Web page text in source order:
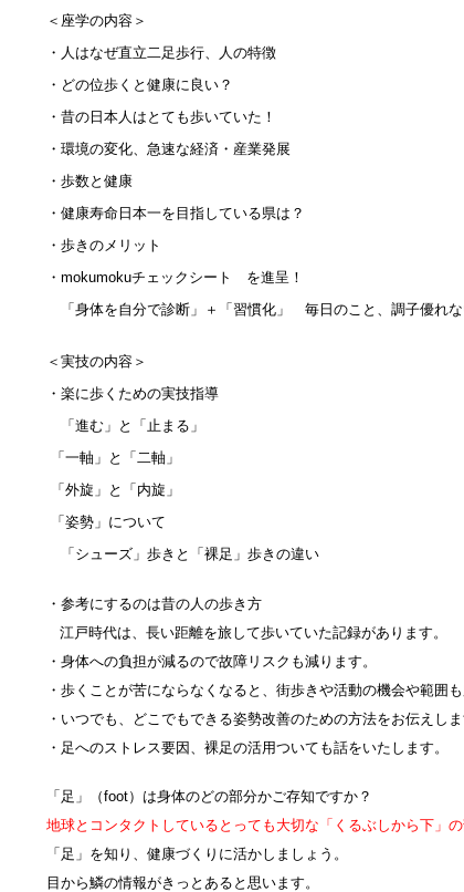
＜座学の内容＞
・人はなぜ直立二足歩行、人の特徴
・どの位歩くと健康に良い？
・昔の日本人はとても歩いていた！
・環境の変化、急速な経済・産業発展
・歩数と健康
・健康寿命日本一を目指している県は？
・歩きのメリット
・mokumokuチェックシート を進呈！
「身体を自分で診断」＋「習慣化」 毎日のこと、調子優れ
＜実技の内容＞
・楽に歩くための実技指導
「進む」と「止まる」
「一軸」と「二軸」
「外旋」と「内旋」
「姿勢」について
「シューズ」歩きと「裸足」歩きの違い
・参考にするのは昔の人の歩き方
江戸時代は、長い距離を旅して歩いていた記録があります。
・身体への負担が減るので故障リスクも減ります。
・歩くことが苦にならなくなると、街歩きや活動の機会や範囲も
・いつでも、どこでもできる姿勢改善のための方法をお伝えしま
・足へのストレス要因、裸足の活用ついても話をいたします。
「足」（foot）は身体のどの部分かご存知ですか？
地球とコンタクトしているとっても大切な「くるぶしから下」の
「足」を知り、健康づくりに活かしましょう。
目から鱗の情報がきっとあると思います。